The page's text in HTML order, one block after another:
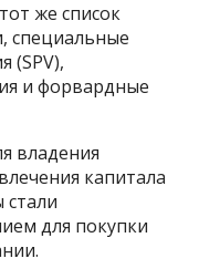
же список
специальные
(SPV),
и форвардные
владения
капитала
стали
для покупки